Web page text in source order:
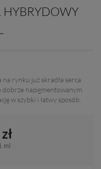
HYBRYDOWY
rynku już skradła serca
dobrze napigmentowanym
w szybki i łatwy sposób.
ml